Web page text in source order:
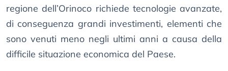
regione dell’Orinoco richiede tecnologie avanzate,
di conseguenza grandi investimenti, elementi che
sono venuti meno negli ultimi anni a causa della
difficile situazione economica del Paese.